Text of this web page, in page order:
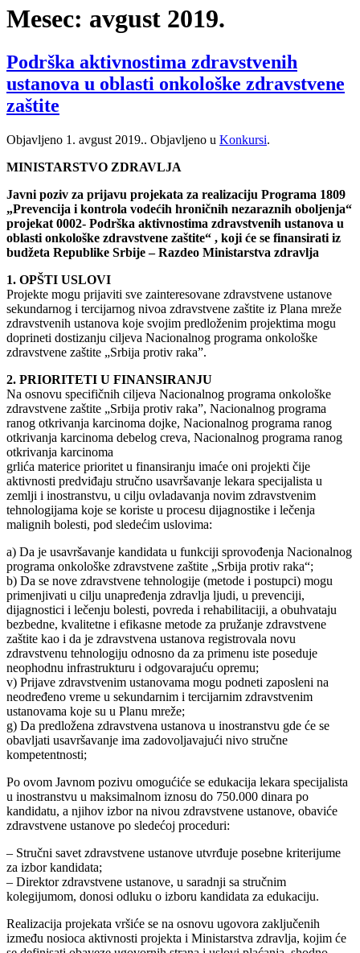
Mesec: avgust 2019.
Podrška aktivnostima zdravstvenih
ustanova u oblasti onkološke zdravstvene
zaštite
Objavljeno 1. avgust 2019.. Objavljeno u Konkursi.
MINISTARSTVO ZDRAVLJA
Javni poziv za prijavu projekata za realizaciju Programa 1809
„Prevencija i kontrola vodećih hroničnih nezaraznih oboljenja“
projekat 0002- Podrška aktivnostima zdravstvenih ustanova u
oblasti onkološke zdravstvene zaštite“ , koji će se finansirati iz
budžeta Republike Srbije – Razdeo Ministarstva zdravlja
1. OPŠTI USLOVI
Projekte mogu prijaviti sve zainteresovane zdravstvene ustanove
sekundarnog i tercijarnog nivoa zdravstvene zaštite iz Plana mreže
zdravstvenih ustanova koje svojim predloženim projektima mogu
doprineti dostizanju ciljeva Nacionalnog programa onkološke
zdravstvene zaštite „Srbija protiv raka”.
2. PRIORITETI U FINANSIRANJU
Na osnovu specifičnih ciljeva Nacionalnog programa onkološke
zdravstvene zaštite „Srbija protiv raka”, Nacionalnog programa
ranog otkrivanja karcinoma dojke, Nacionalnog programa ranog
otkrivanja karcinoma debelog creva, Nacionalnog programa ranog
otkrivanja karcinoma
grlića materice prioritet u finansiranju imaće oni projekti čije
aktivnosti predviđaju stručno usavršavanje lekara specijalista u
zemlji i inostranstvu, u cilju ovladavanja novim zdravstvenim
tehnologijama koje se koriste u procesu dijagnostike i lečenja
malignih bolesti, pod sledećim uslovima:
a) Da je usavršavanje kandidata u funkciji sprovođenja Nacionalnog
programa onkološke zdravstvene zaštite „Srbija protiv raka“;
b) Da se nove zdravstvene tehnologije (metode i postupci) mogu
primenjivati u cilju unapređenja zdravlja ljudi, u prevenciji,
dijagnostici i lečenju bolesti, povreda i rehabilitaciji, a obuhvataju
bezbedne, kvalitetne i efikasne metode za pružanje zdravstvene
zaštite kao i da je zdravstvena ustanova registrovala novu
zdravstvenu tehnologiju odnosno da za primenu iste poseduje
neophodnu infrastrukturu i odgovarajuću opremu;
v) Prijave zdravstvenim ustanovama mogu podneti zaposleni na
neodređeno vreme u sekundarnim i tercijarnim zdravstvenim
ustanovama koje su u Planu mreže;
g) Da predložena zdravstvena ustanova u inostranstvu gde će se
obavljati usavršavanje ima zadovoljavajući nivo stručne
kompetentnosti;
Po ovom Javnom pozivu omogućiće se edukacija lekara specijalista
u inostranstvu u maksimalnom iznosu do 750.000 dinara po
kandidatu, a njihov izbor na nivou zdravstvene ustanove, obaviće
zdravstvene ustanove po sledećoj proceduri:
– Stručni savet zdravstvene ustanove utvrđuje posebne kriterijume
za izbor kandidata;
– Direktor zdravstvene ustanove, u saradnji sa stručnim
kolegijumom, donosi odluku o izboru kandidata za edukaciju.
Realizacija projekata vršiće se na osnovu ugovora zaključenih
između nosioca aktivnosti projekta i Ministarstva zdravlja, kojim će